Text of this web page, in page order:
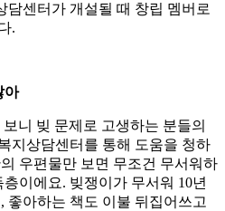
담센터가 개설될 때 창립 멤버로
.
아
니 빚 문제로 고생하는 분들의
지상담센터를 통해 도움을 청하
우편물만 보면 무조건 무서워하
이에요. 빚쟁이가 무서워 10년
좋아하는 책도 이불 뒤집어쓰고